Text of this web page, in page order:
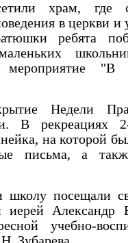
храм, где
в церкви и
ребята
мероприятие
Недели
В рекреациях
на которой
письма, а
школу посещали
иерей Александр
учебно-